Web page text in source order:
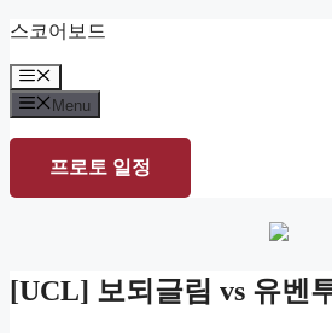
Skip
content
스코어보드
Menu
Menu
프로토 일정
[UCL] 보되글림 vs 유벤